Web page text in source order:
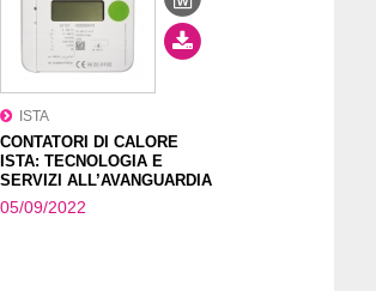
ISTA
CONTATORI DI CALORE
ISTA: TECNOLOGIA E
SERVIZI ALL’AVANGUARDIA
05/09/2022